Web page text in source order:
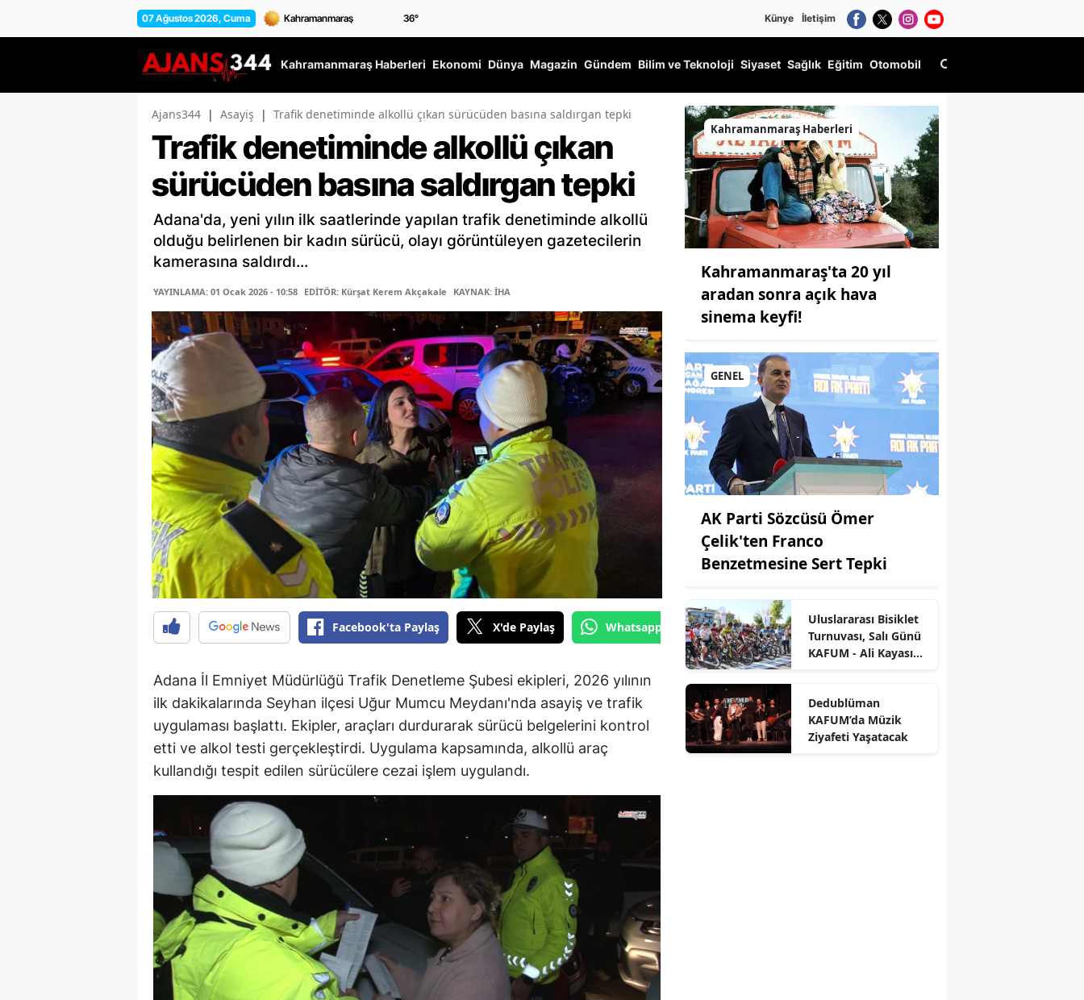
07 Ağustos 2026, Cuma 36° Künye İletişim
Kahramanmaraş Haberleri Ekonomi Dünya Magazin Gündem Bilim ve Teknoloji Siyaset Sağlık Eğitim Otomobil
Ajans344 | Asayiş | Trafik denetiminde alkollü çıkan sürücüden basına saldırgan tepki
Trafik denetiminde alkollü çıkan
sürücüden basına saldırgan tepki
Adana'da, yeni yılın ilk saatlerinde yapılan trafik denetiminde alkollü
olduğu belirlenen bir kadın sürücü, olayı görüntüleyen gazetecilerin
kamerasına saldırdı...
YAYINLAMA: 01 Ocak 2026 - 10:58 EDİTÖR: Kürşat Kerem Akçakale KAYNAK: İHA
Facebook'ta Paylaş X'de Paylaş Whatsapp'tan Gönder
Adana İl Emniyet Müdürlüğü Trafik Denetleme Şubesi ekipleri, 2026 yılının
ilk dakikalarında Seyhan ilçesi Uğur Mumcu Meydanı'nda asayiş ve trafik
uygulaması başlattı. Ekipler, araçları durdurarak sürücü belgelerini kontrol
etti ve alkol testi gerçekleştirdi. Uygulama kapsamında, alkollü araç
kullandığı tespit edilen sürücülere cezai işlem uygulandı.
Kahramanmaraş Haberleri
Kahramanmaraş'ta 20 yıl
aradan sonra açık hava
sinema keyfi!
GENEL
AK Parti Sözcüsü Ömer
Çelik'ten Franco
Benzetmesine Sert Tepki
Uluslararası Bisiklet
Turnuvası, Salı Günü
KAFUM - Ali Kayası
Dedublüman
KAFUM’da Müzik
Ziyafeti Yaşatacak